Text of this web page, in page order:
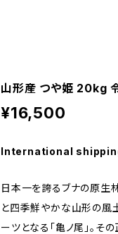
山形産 つや姫 20kg
¥16,500
International
日本一を誇るブナの原生
と四季鮮やかな山形の風
ーツとなる「亀ノ尾」。そ